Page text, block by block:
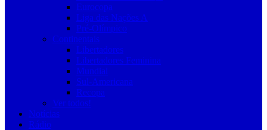
Eurocopa
Liga das Nações A
Pré-Olímpico
Continentais
Libertadores
Libertadores Feminina
Mundial
Sul-Americana
Recopa
Ver todos!
Notícias
Rádio